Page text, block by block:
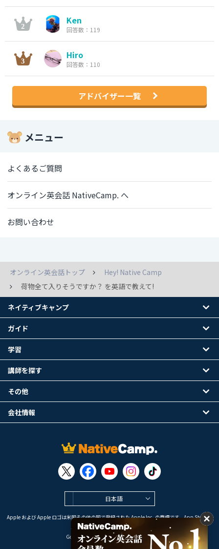
Ken
回答数：119
Hiro
回答数：110
アドバイザー一覧
メニュー
よくあるご質問
オンライン英会話 NativeCamp. へ
お問い合わせ
オンライン英会話トップ
Hey! Native Camp
荷物全て入りそうですか？ を英語で教えて!
日本語
Apple および Apple ロゴは米国その他の国で登録された Apple Inc. の商標です。App Store は
Apple Inc. のサービスマークです。
Google Play は Google LLC の商標です。
ネイティブキャンプ
ガイド
学習
講師を探す
その他
会社情報